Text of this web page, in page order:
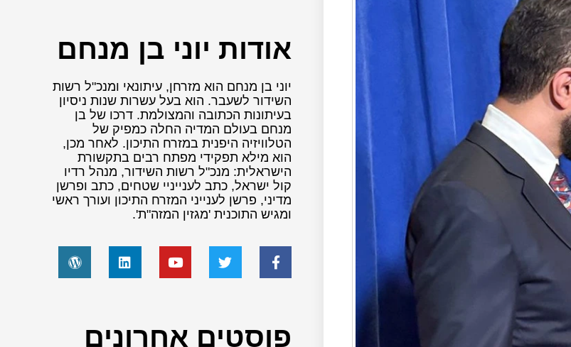
אודות יוני בן מנחם
יוני בן מנחם הוא מזרחן, עיתונאי ומנכ"ל רשות
השידור לשעבר. הוא בעל עשרות שנות ניסיון
בעיתונות הכתובה והמצולמת. דרכו של בן
מנחם בעולם המדיה החלה כמפיק של
הטלוויזיה היפנית במזרח התיכון. לאחר מכן,
הוא מילא תפקידי מפתח רבים בתקשורת
הישראלית: מנכ"ל רשות השידור, מנהל רדיו
קול ישראל, כתב לענייניי שטחים, כתב ופרשן
מדיני, פרשן לענייני המזרח התיכון ועורך ראשי
ומגיש התוכנית 'מגזין המזה"ת'.
פוסטים אחרונים